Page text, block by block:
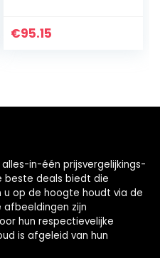
en -ontvanger
€95.15
in-één prijsvergelijkings-
beste deals biedt die
u op de hoogte houdt via de
zijn
hun respectievelijke
is afgeleid van hun